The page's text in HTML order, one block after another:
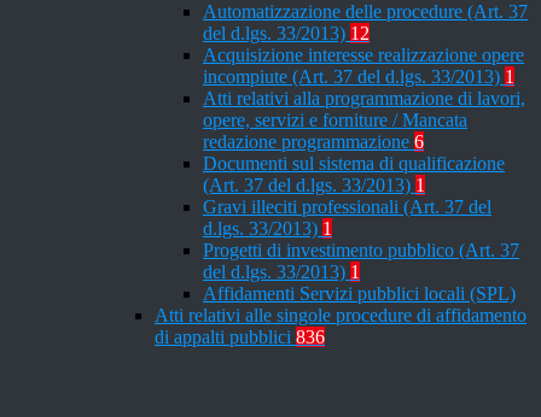
Automatizzazione delle procedure (Art. 37
del d.lgs. 33/2013) 12
Acquisizione interesse realizzazione opere
incompiute (Art. 37 del d.lgs. 33/2013) 1
Atti relativi alla programmazione di lavori,
opere, servizi e forniture / Mancata
redazione programmazione 6
Documenti sul sistema di qualificazione
(Art. 37 del d.lgs. 33/2013) 1
Gravi illeciti professionali (Art. 37 del
d.lgs. 33/2013) 1
Progetti di investimento pubblico (Art. 37
del d.lgs. 33/2013) 1
Affidamenti Servizi pubblici locali (SPL)
Atti relativi alle singole procedure di affidamento
di appalti pubblici 836